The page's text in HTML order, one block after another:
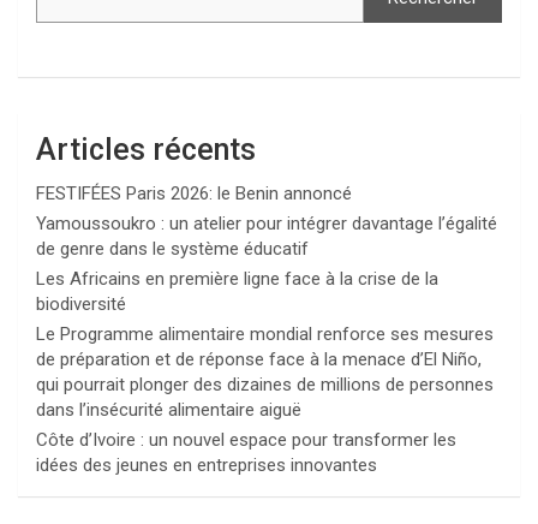
Articles récents
FESTIFÉES Paris 2026: le Benin annoncé
Yamoussoukro : un atelier pour intégrer davantage l’égalité
de genre dans le système éducatif
Les Africains en première ligne face à la crise de la
biodiversité
Le Programme alimentaire mondial renforce ses mesures
de préparation et de réponse face à la menace d’El Niño,
qui pourrait plonger des dizaines de millions de personnes
dans l’insécurité alimentaire aiguë
Côte d’Ivoire : un nouvel espace pour transformer les
idées des jeunes en entreprises innovantes